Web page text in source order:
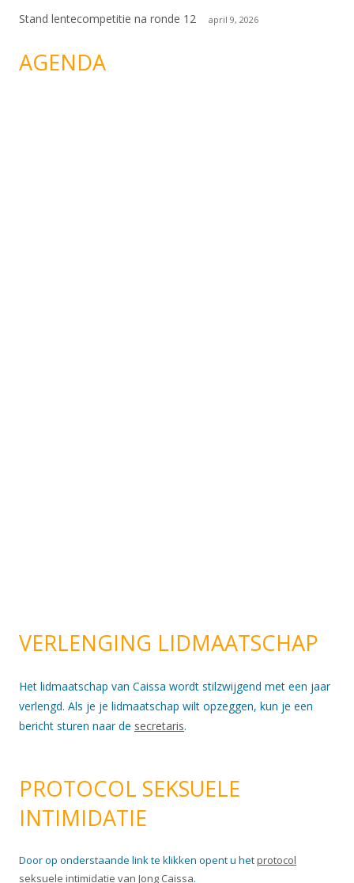
Stand lentecompetitie na ronde 12 april 9, 2026
AGENDA
VERLENGING LIDMAATSCHAP
Het lidmaatschap van Caissa wordt stilzwijgend met een jaar
verlengd. Als je je lidmaatschap wilt opzeggen, kun je een
bericht sturen naar de secretaris.
PROTOCOL SEKSUELE
INTIMIDATIE
Door op onderstaande link te klikken opent u hetprotocol
seksuele intimidatie van Jong Caissa.